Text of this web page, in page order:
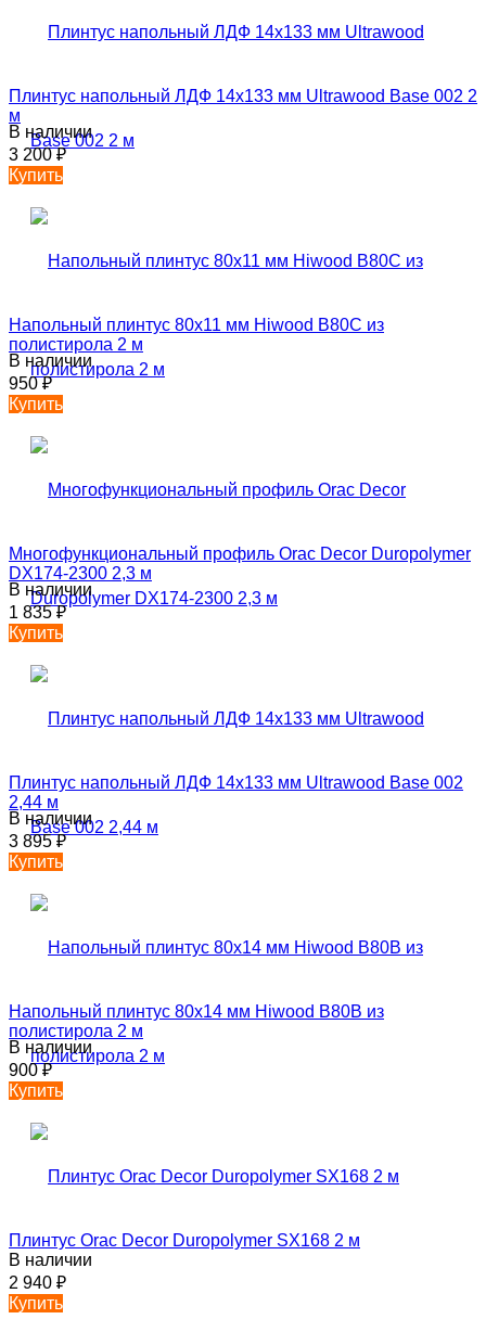
Плинтус напольный ЛДФ 14х133 мм Ultrawood Base 002 2
м
В наличии
3 200₽
Купить
Напольный плинтус 80х11 мм Hiwood B80C из
полистирола 2 м
В наличии
950₽
Купить
Многофункциональный профиль Orac Decor Duropolymer
DX174-2300 2,3 м
В наличии
1 835₽
Купить
Плинтус напольный ЛДФ 14х133 мм Ultrawood Base 002
2,44 м
В наличии
3 895₽
Купить
Напольный плинтус 80х14 мм Hiwood B80B из
полистирола 2 м
В наличии
900₽
Купить
Плинтус Orac Decor Duropolymer SX168 2 м
В наличии
2 940 ₽
Купить